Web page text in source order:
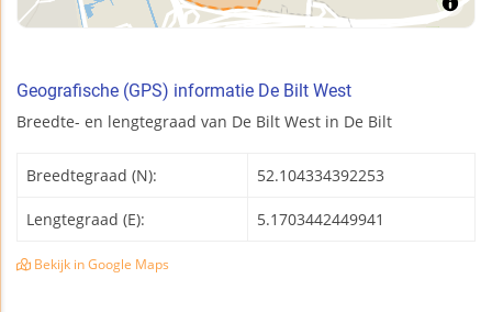
Geografische (GPS) informatie De Bilt West
Breedte- en lengtegraad van De Bilt West in De Bilt
Breedtegraad (N): 52.104334392253
Lengtegraad (E): 5.1703442449941
Bekijk in Google Maps